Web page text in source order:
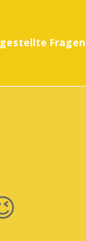
Fragen